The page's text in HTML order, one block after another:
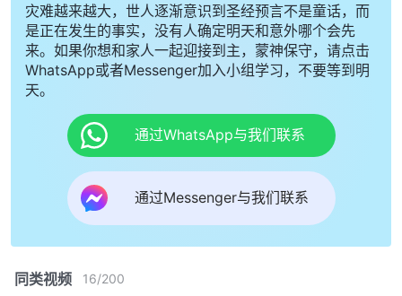
灾难越来越大，世人逐渐意识到圣经预言不是童话，而
是正在发生的事实，没有人确定明天和意外哪个会先
来。如果你想和家人一起迎接到主，蒙神保守，请点击
WhatsApp或者Messenger加入小组学习，不要等到明
天。
通过WhatsApp与我们联系
通过Messenger与我们联系
同类视频 16/200